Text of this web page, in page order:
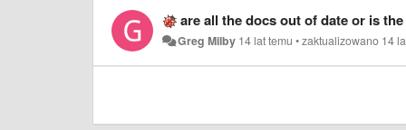
are all the docs out of date or is
Greg Milby 14 lat temu •zaktualizowano 14